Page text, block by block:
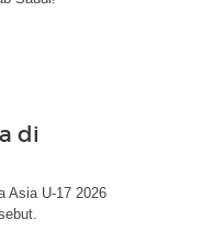
di
Asia U-17 2026